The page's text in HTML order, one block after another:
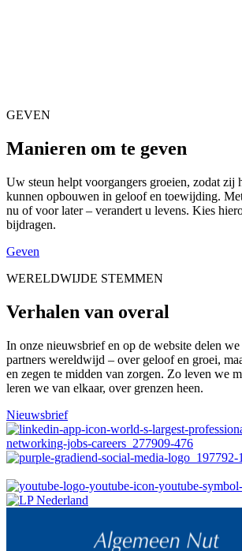
GEVEN
Manieren om te geven
Uw steun helpt voorgangers groeien, zodat zij
kunnen opbouwen in geloof en toewijding.
nu of voor later – verandert u levens. Kies
bijdragen.
Geven
WERELDWIJDE STEMMEN
Verhalen van overal
In onze nieuwsbrief en op de website delen
partners wereldwijd – over geloof en groei,
en zegen te midden van zorgen. Zo leven we
leren we van elkaar, over grenzen heen.
Nieuwsbrief